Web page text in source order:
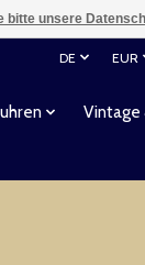
DE EUR
Vintage
bitte unsere